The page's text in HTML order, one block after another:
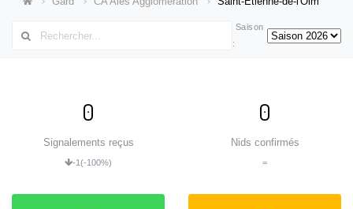
Saison
:
0
Signalements reçus
-1(-100%)
0
Nids confirmés
=